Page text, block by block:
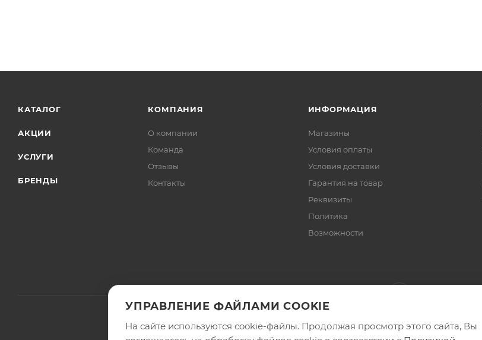
КАТАЛОГ
АКЦИИ
УСЛУГИ
БРЕНДЫ
КОМПАНИЯ
О компании
Команда
Отзывы
Контакты
ИНФОРМАЦИЯ
Магазины
Условия оплаты
Условия доставки
Гарантия на товар
Реквизиты
Политика
Возможности
УПРАВЛЕНИЕ ФАЙЛАМИ COOKIE
На сайте используются cookie-файлы. Продолжая просмотр этого сайта, Вы